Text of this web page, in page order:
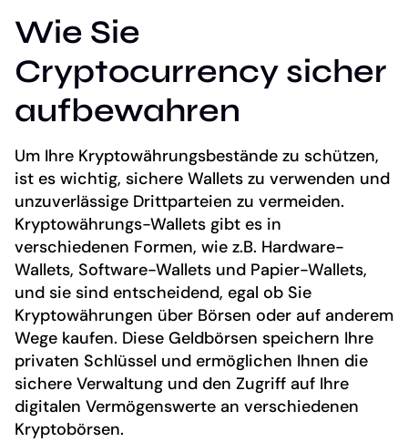
Wie Sie
Cryptocurrency sicher
aufbewahren
Um Ihre Kryptowährungsbestände zu schützen,
ist es wichtig, sichere Wallets zu verwenden und
unzuverlässige Drittparteien zu vermeiden.
Kryptowährungs-Wallets gibt es in
verschiedenen Formen, wie z.B. Hardware-
Wallets, Software-Wallets und Papier-Wallets,
und sie sind entscheidend, egal ob Sie
Kryptowährungen über Börsen oder auf anderem
Wege kaufen. Diese Geldbörsen speichern Ihre
privaten Schlüssel und ermöglichen Ihnen die
sichere Verwaltung und den Zugriff auf Ihre
digitalen Vermögenswerte an verschiedenen
Kryptobörsen.